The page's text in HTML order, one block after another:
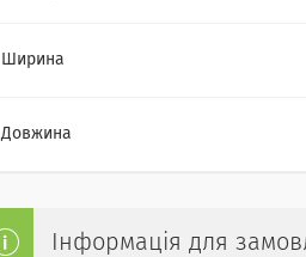
Ширина
Довжина
Інформація для